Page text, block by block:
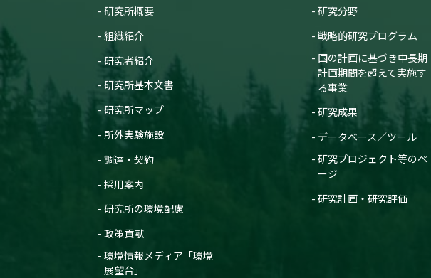
研究所概要
組織紹介
研究者紹介
研究所基本文書
研究所マップ
所外実験施設
調達・契約
採用案内
研究所の環境配慮
政策貢献
環境情報メディア「環境
展望台」
研究分野
戦略的研究プログラム
国の計画に基づき中長期
計画期間を超えて実施す
る事業
研究成果
データベース／ツール
研究プロジェクト等のペ
ージ
研究計画・研究評価